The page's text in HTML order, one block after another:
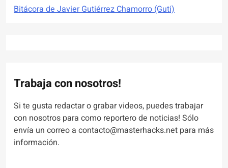
Bitácora de Javier Gutiérrez Chamorro (Guti)
Trabaja con nosotros!
Si te gusta redactar o grabar videos, puedes trabajar
con nosotros para como reportero de noticias! Sólo
envía un correo a contacto@masterhacks.net para más
información.